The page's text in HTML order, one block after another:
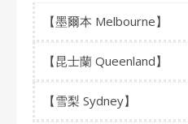
【墨爾本 Melbourne】
【昆士蘭 Queenland】
【雪梨 Sydney】